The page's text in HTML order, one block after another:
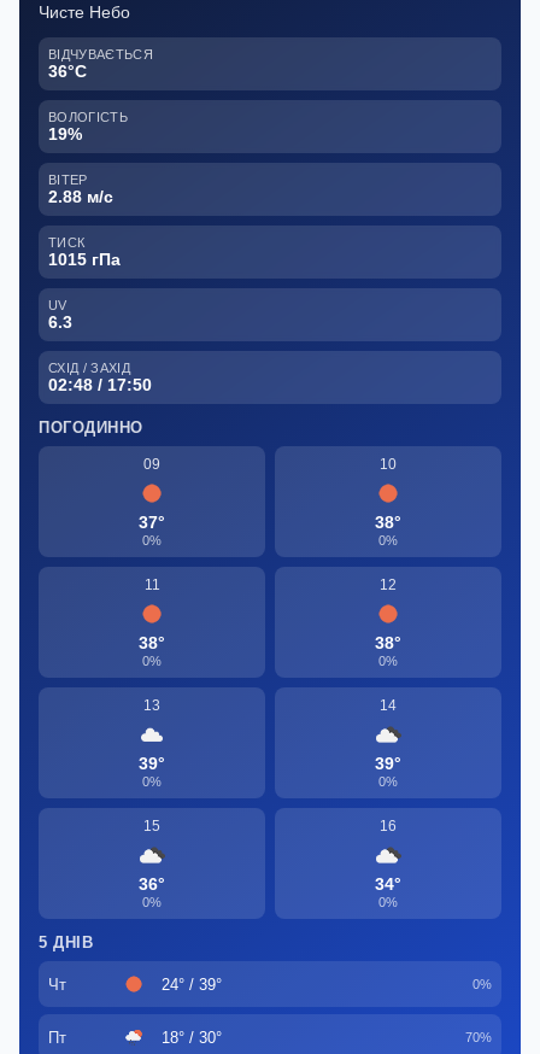
Чисте Небо
ВІДЧУВАЄТЬСЯ
36°C
ВОЛОГІСТЬ
19%
ВІТЕР
2.88 м/с
ТИСК
1015 гПа
UV
6.3
СХІД / ЗАХІД
02:48 / 17:50
ПОГОДИННО
09
37°
0%
10
38°
0%
11
38°
0%
12
38°
0%
13
39°
0%
14
39°
0%
15
36°
0%
16
34°
0%
5 ДНІВ
Чт 24° / 39° 0%
Пт 18° / 30° 70%